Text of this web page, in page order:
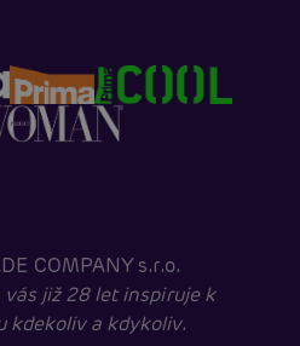
COMPANY s.r.o.
vás již 28 let inspiruje k
kdekoliv a kdykoliv.